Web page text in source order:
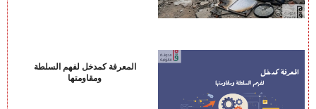
المعرفة كمدخل لفهم السلطة
ومقاومتها